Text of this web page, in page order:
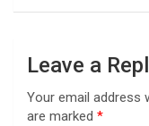
Leave a
Your email address
are marked *